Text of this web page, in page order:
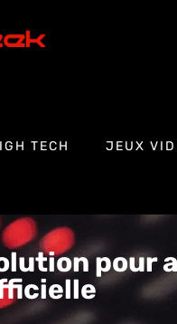
TECH JEUX
pour